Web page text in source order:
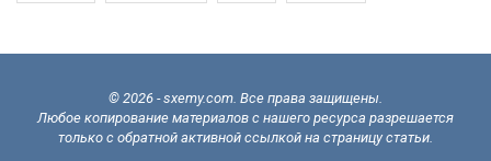
© 2026 - sxemy.com. Все права защищены.
Любое копирование материалов с нашего ресурса разрешается
только с обратной активной ссылкой на страницу статьи.